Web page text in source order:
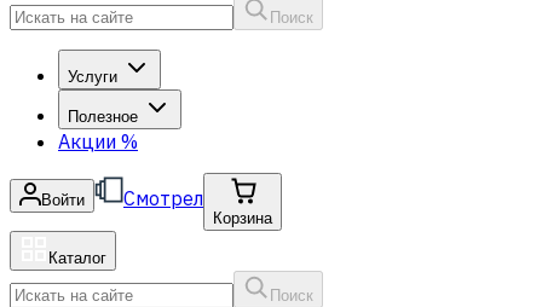
Поиск
Услуги
Полезное
Акции %
Войти Смотрел
Корзина
Каталог
Поиск